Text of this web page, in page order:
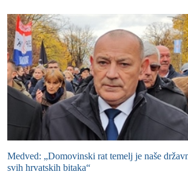
Medved: „Domovinski rat temelj je naše
svih hrvatskih bitaka“